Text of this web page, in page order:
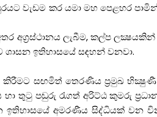
වැඩම කර යමා මහ පෙළහර
අග්රස්ථානය ලැබීම,කල්ප ලක්ෂයකින්
ශාසනඉතිහාසයේසඳහන්වනවා.
කිරීමට සඟමිත් තෙරණිය ප්රමුඛ භික්ෂුණී
හා තුටු පඬුරු රැගත් අරිට්ඨ කුමරු ප්
ඉතිහාසයේ අමරණීය සිද්ධියක් වන